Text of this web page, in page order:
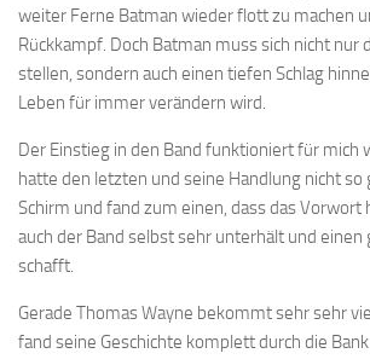
weiter Ferne Batman wieder flott zu machen
Rückkampf. Doch Batman muss sich nicht nur
stellen, sondern auch einen tiefen Schlag
Leben für immer verändern wird.
Der Einstieg in den Band funktioniert für mich
hatte den letzten und seine Handlung nicht so
Schirm und fand zum einen, dass das Vorwort
auch der Band selbst sehr unterhält und einen
schafft.
Gerade Thomas Wayne bekommt sehr sehr
fand seine Geschichte komplett durch die